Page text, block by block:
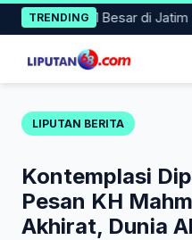
Skip
to
content
TRENDING
11 Besar di Jatim
LIPUTAN BERITA
Kontemplasi
Pesan KH
Akhirat, Dunia